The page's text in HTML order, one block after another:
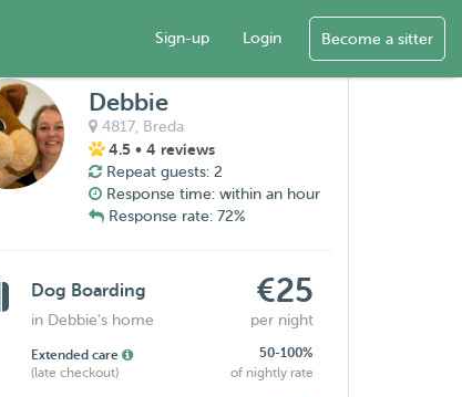
Sign-up Login Become a sitter
Debbie
4817, Breda
4.5 • 4 reviews
Repeat guests: 2
Response time: within an hour
Response rate: 72%
Dog Boarding €25
in Debbie's home per night
Extended care
50-100%
(late checkout)
of nightly rate